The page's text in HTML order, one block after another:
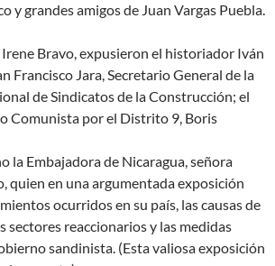
y grandes amigos de Juan Vargas Puebla.
Bravo, expusieron el historiador Iván
Francisco Jara, Secretario General de la
de Sindicatos de la Construcción; el
Comunista por el Distrito 9, Boris
la Embajadora de Nicaragua, señora
quien en una argumentada exposición
ocurridos en su país, las causas de
sectores reaccionarios y las medidas
sandinista. (Esta valiosa exposición